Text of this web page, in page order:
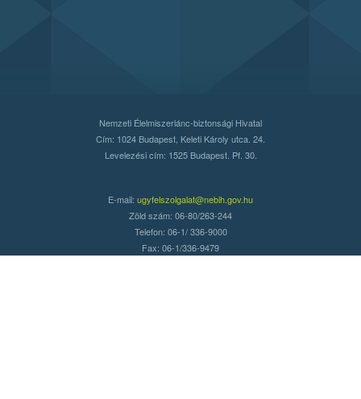
Nemzeti Élelmiszerlánc-biztonsági Hivatal
Cím: 1024 Budapest, Keleti Károly utca. 24.
Levelezési cím: 1525 Budapest. Pf. 30.
E-mail: ugyfelszolgalat@nebih.gov.hu
Zöld szám: 06-80/263-244
Telefon: 06-1/ 336-9000
Fax: 06-1/336-9479